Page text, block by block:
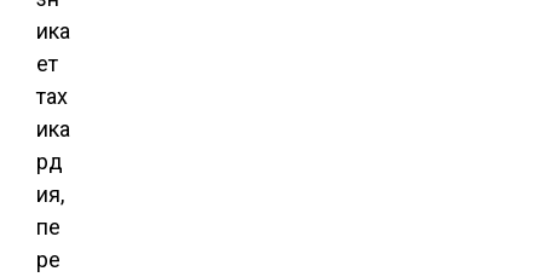
ика
ет
тах
ика
рд
ия,
пе
ре